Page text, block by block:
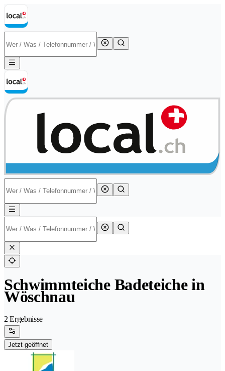
Schwimmteiche Badeteiche in
Wöschnau
2 Ergebnisse
Jetzt geöffnet